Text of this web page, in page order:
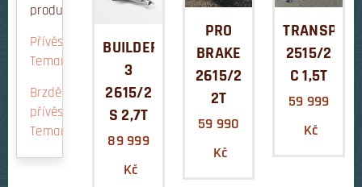
produkty
Přívěsy
Temared
Brzděné
přívěsy
Temared
BUILDER
3
2615/2
S 2,7T
89 999
Kč
PRO
BRAKE
2615/2
2T
59 990
Kč
2515/2
C 1,5T
59 999
Kč